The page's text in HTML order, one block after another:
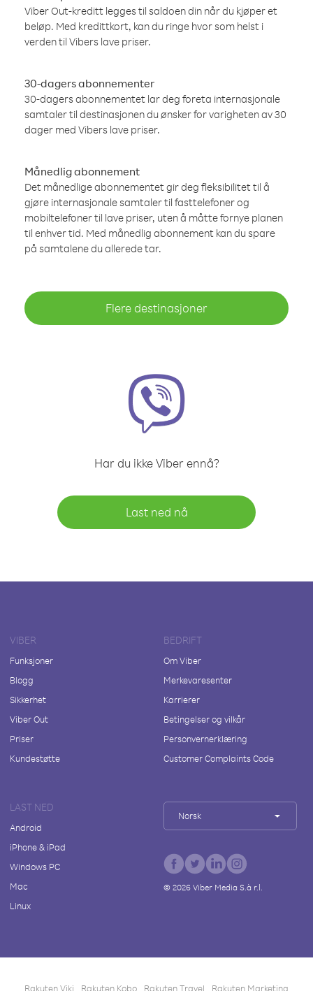
Viber Out-kreditt legges til saldoen din når du kjøper et
beløp. Med kredittkort, kan du ringe hvor som helst i
verden til Vibers lave priser.
30-dagers abonnementer
30-dagers abonnementet lar deg foreta internasjonale
samtaler til destinasjonen du ønsker for varigheten av 30
dager med Vibers lave priser.
Månedlig abonnement
Det månedlige abonnementet gir deg fleksibilitet til å
gjøre internasjonale samtaler til fasttelefoner og
mobiltelefoner til lave priser, uten å måtte fornye planen
til enhver tid. Med månedlig abonnement kan du spare
på samtalene du allerede tar.
Flere destinasjoner
Har du ikke Viber ennå?
Last ned nå
VIBER
Funksjoner
Blogg
Sikkerhet
Viber Out
Priser
Kundestøtte
BEDRIFT
Om Viber
Merkevaresenter
Karrierer
Betingelser og vilkår
Personvernerklæring
Customer Complaints Code
LAST NED
Android
iPhone & iPad
Windows PC
Mac
Linux
Norsk
© 2026Viber Media S.à r.l.
Rakuten Viki Rakuten Kobo Rakuten Travel Rakuten Marketing